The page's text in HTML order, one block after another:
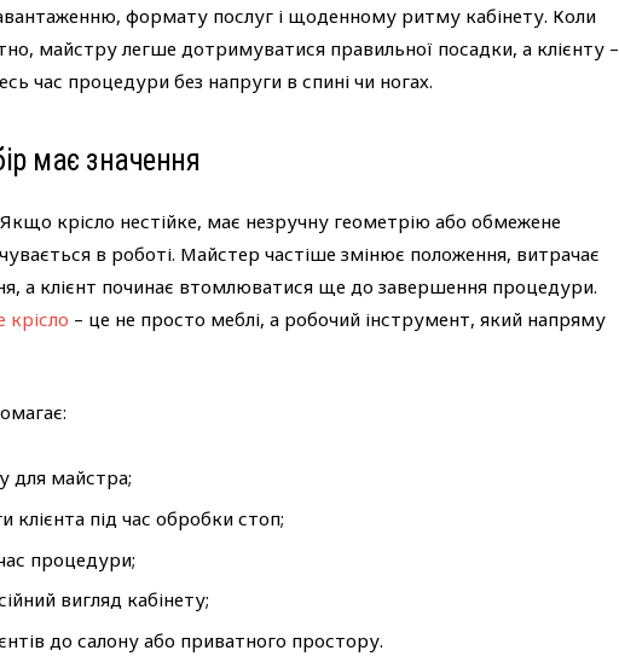
формату послуг і щоденному ритму кабінету. Коли
майстру легше дотримуватися правильної посадки, а клієнту –
час процедури без напруги в спині чи ногах.
має значення
крісло нестійке, має незручну геометрію або обмежене
в роботі. Майстер частіше змінює положення, витрачає
а клієнт починає втомлюватися ще до завершення процедури.
– це не просто меблі, а робочий інструмент, який напряму
для майстра;
під час обробки стоп;
процедури;
вигляд кабінету;
до салону або приватного простору.